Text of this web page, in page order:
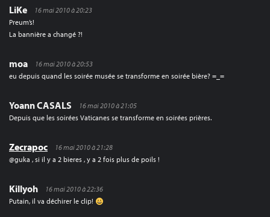
LiKe
16 mai 2010 à 20:23
Preum’s!
La bannière a changé ?!
moa
16 mai 2010 à 20:53
eu depuis quand les soirée musée se transforme en soirée bière? =_=
Yoann CASALS
16 mai 2010 à 21:05
Depuis que les soirées Vaticanes se transforme en soirées prières.
Zecrapoc
16 mai 2010 à 21:28
@guka , si il y a 2 bieres , y a 2 fois plus de poils !
Killyoh
16 mai 2010 à 22:36
Putain, il va déchirer le clip!